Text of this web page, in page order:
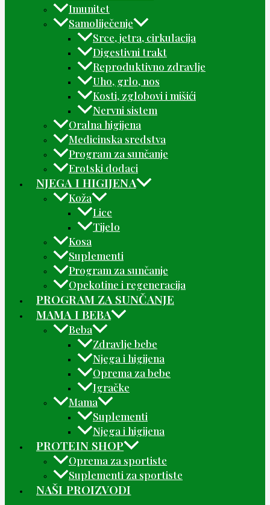
Imunitet
Samoliječenje
Srce, jetra, cirkulacija
Digestivni trakt
Reproduktivno zdravlje
Uho, grlo, nos
Kosti, zglobovi i mišići
Nervni sistem
Oralna higijena
Medicinska sredstva
Program za sunčanje
Erotski dodaci
NJEGA I HIGIJENA
Koža
Lice
Tijelo
Kosa
Suplementi
Program za sunčanje
Opekotine i regeneracija
PROGRAM ZA SUNČANJE
MAMA I BEBA
Beba
Zdravlje bebe
Njega i higijena
Oprema za bebe
Igračke
Mama
Suplementi
Njega i higijena
PROTEIN SHOP
Oprema za sportiste
Suplementi za sportiste
NAŠI PROIZVODI